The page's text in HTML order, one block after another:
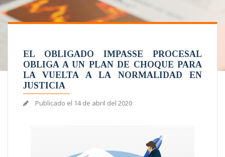
EL OBLIGADO IMPASSE PROCESAL
OBLIGA A UN PLAN DE CHOQUE PARA
LA VUELTA A LA NORMALIDAD EN
JUSTICIA
Publicado el 14 de abril del 2020